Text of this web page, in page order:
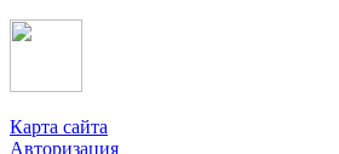
Карта сайта
Авторизация